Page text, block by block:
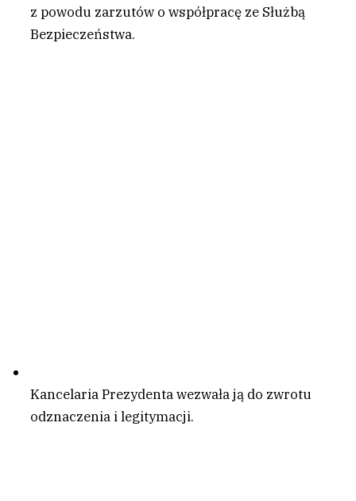
z powodu zarzutów o współpracę ze Służbą
Bezpieczeństwa.
Kancelaria Prezydenta wezwała ją do zwrotu
odznaczenia i legitymacji.